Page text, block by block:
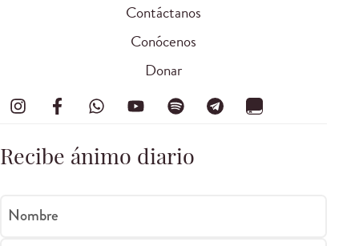
Contáctanos
Conócenos
Donar
Recibe ánimo diario
Nombre